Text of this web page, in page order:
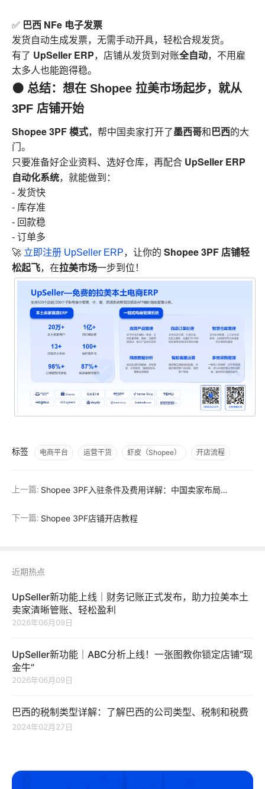
✅ 巴西 NFe 电子发票
发货自动生成发票，无需手动开具，轻松合规发货。
有了 UpSeller ERP，店铺从发货到对账全自动，不用雇
太多人也能跑得稳。
🟠 总结：想在 Shopee 拉美市场起步，就从
3PF 店铺开始
Shopee 3PF 模式，帮中国卖家打开了墨西哥和 巴西的大
门。
只要准备好企业资料、选好仓库，再配合 UpSeller ERP
自动化系统，就能做到：
- 发货快
- 库存准
- 回款稳
- 订单多
🚀 立即注册 UpSeller ERP，让你的 Shopee 3PF 店铺轻
松起飞，在拉美市场一步到位！
标签 电商平台 运营干货 虾皮（Shopee） 开店流程
上一篇: Shopee 3PF入驻条件及费用详解：中国卖家布局墨西哥与巴西市场必读指南
下一篇: Shopee 3PF店铺开店教程
近期热点
UpSeller新功能上线｜财务记账正式发布，助力拉美本土
卖家清晰管账、轻松盈利
2026年06月09日
UpSeller新功能｜ABC分析上线！一张图教你锁定店铺“现
金牛”
2026年06月09日
巴西的税制类型详解：了解巴西的公司类型、税制和税费
2024年02月27日